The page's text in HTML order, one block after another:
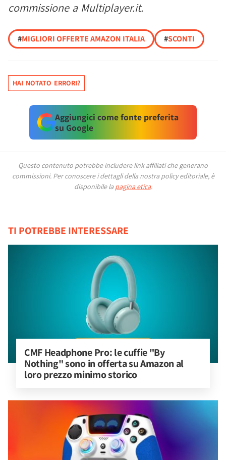
commissione a Multiplayer.it.
#MIGLIORI OFFERTE AMAZON ITALIA #SCONTI
HAI NOTATO ERRORI?
Aggiungici come fonte preferita
su Google
Questo contenuto potrebbe includere link affiliati che generano
commissioni. Per conoscere i dettagli della nostra policy editoriale, è
disponibile la pagina etica.
TI POTREBBE INTERESSARE
CMF Headphone Pro: le cuffie "By
Nothing" sono in offerta su Amazon al
loro prezzo minimo storico